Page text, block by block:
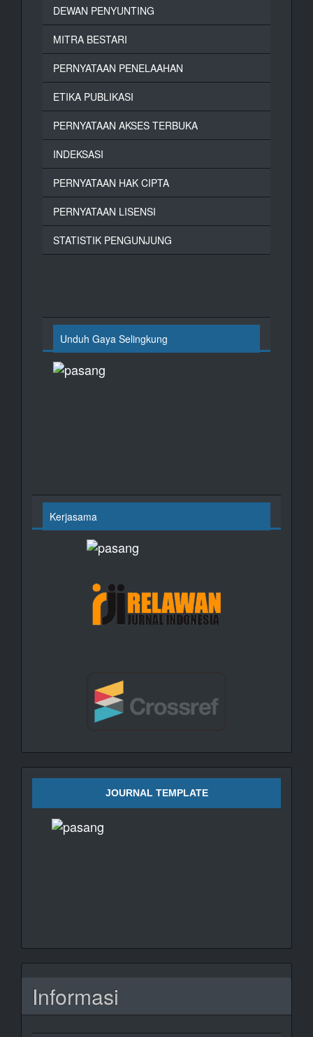
DEWAN PENYUNTING
MITRA BESTARI
PERNYATAAN PENELAAHAN
ETIKA PUBLIKASI
PERNYATAAN AKSES TERBUKA
INDEKSASI
PERNYATAAN HAK CIPTA
PERNYATAAN LISENSI
STATISTIK PENGUNJUNG
Unduh Gaya Selingkung
Kerjasama
JOURNAL TEMPLATE
Informasi